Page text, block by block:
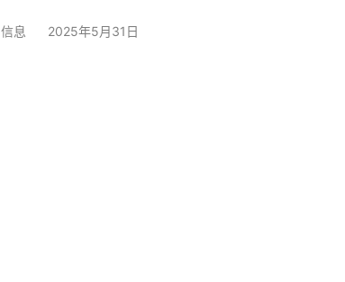
信息 2025年5月31日